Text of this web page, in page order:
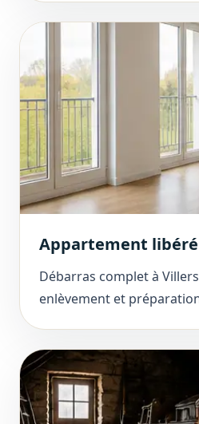
Appartement
Débarras complet à
enlèvement et